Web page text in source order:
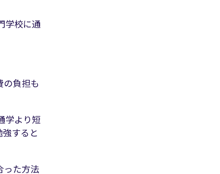
学校に通
の負担も
学より短
すると
った方法